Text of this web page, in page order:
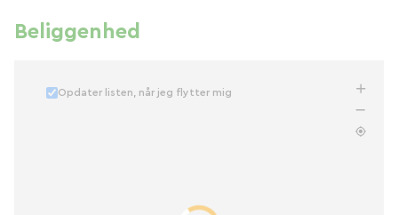
Beliggenhed
Opdater listen, når jeg flytter mig